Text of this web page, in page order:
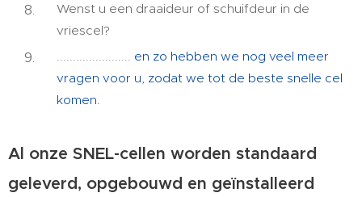
Wenst u een draaideur of schuifdeur in de
vriescel?
....................... en zo hebben we nog veel meer
vragen voor u, zodat we tot de beste snelle cel
komen.
Al onze SNEL-cellen worden standaard
geleverd, opgebouwd en geïnstalleerd